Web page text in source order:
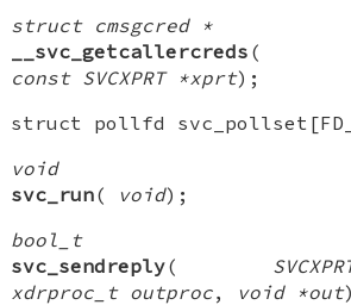
struct cmsgcred *
__svc_getcallercreds (
const SVCXPRT *xprt);
struct pollfd
void
svc_run( void);
bool_t
svc_sendreply(
xdrproc_t outproc, void *out